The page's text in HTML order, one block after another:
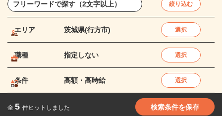
絞り込む
エリア 茨城県(行方市) 選択
職種 指定しない 選択
条件 高額・高時給 選択
全 5 件ヒットしました 検索条件を保存